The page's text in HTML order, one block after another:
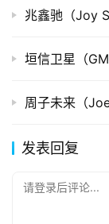
院兆鑫驰（Joy
垣信卫星（
周子未来（
发表回复
请登录后评论...